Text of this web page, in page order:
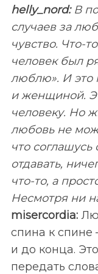
helly_nord:В
случаев за
чувство. Что-
человек был
люблю». И это
и женщиной.
человеку. Но
любовь не
что соглашусь
отдавать,
что-то, а
Несмотря ни
misercordia:
спина к спине
и до конца.
передать
e
a
r
c
f
o
r
: